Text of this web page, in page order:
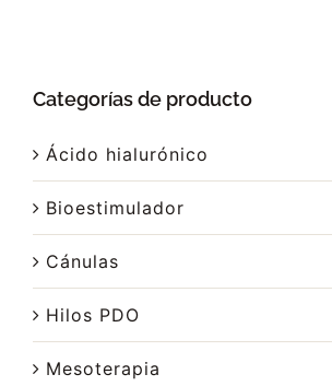
Categorías de producto
Ácido hialurónico
Bioestimulador
Cánulas
Hilos PDO
Mesoterapia